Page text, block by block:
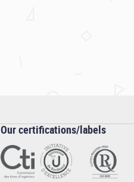
Our certifications/labels